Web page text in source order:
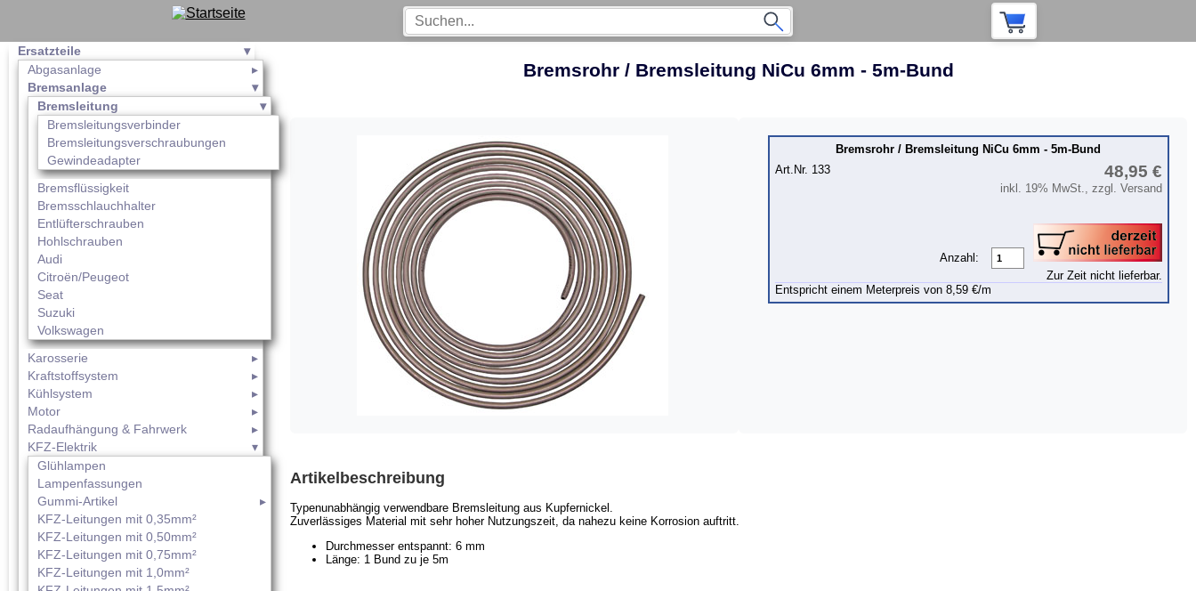
Ersatzteile
Abgasanlage
Bremsanlage
Bremsleitung
Bremsleitungsverbinder
Bremsleitungsverschraubungen
Gewindeadapter
Bremsflüssigkeit
Bremsschlauchhalter
Entlüfterschrauben
Hohlschrauben
Audi
Citroën/Peugeot
Seat
Suzuki
Volkswagen
Karosserie
Kraftstoffsystem
Kühlsystem
Motor
Radaufhängung & Fahrwerk
KFZ-Elektrik
Glühlampen
Lampenfassungen
Gummi-Artikel
KFZ-Leitungen mit 0,35mm²
KFZ-Leitungen mit 0,50mm²
KFZ-Leitungen mit 0,75mm²
KFZ-Leitungen mit 1,0mm²
Bremsrohr / Bremsleitung NiCu 6mm - 5m-Bund
Bremsrohr / Bremsleitung NiCu 6mm - 5m-Bund
Art.Nr. 133
48,95 €
inkl. 19% MwSt., zzgl. Versand
Anzahl:
Zur Zeit nicht lieferbar.
Entspricht einem Meterpreis von 8,59 €/m
Artikelbeschreibung
Typenunabhängig verwendbare Bremsleitung aus Kupfernickel.
Zuverlässiges Material mit sehr hoher Nutzungszeit, da nahezu keine Korrosion auftritt.
Durchmesser entspannt: 6 mm
Länge: 1 Bund zu je 5m